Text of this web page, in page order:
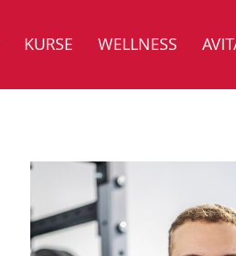
KURSE WELLNESS